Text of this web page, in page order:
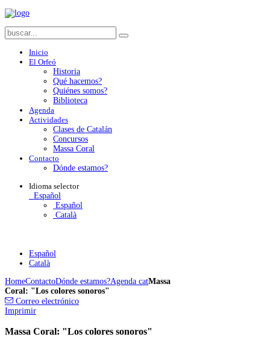
Inicio
El Orfeó
Historia
Qué hacemos?
Quiénes somos?
Biblioteca
Agenda
Actividades
Clases de Catalán
Concursos
Massa Coral
Contacto
Dónde estamos?
Idioma selector
Español
Español
Català
Español
Català
HomeContactoDónde estamos?Agenda catMassa
Coral: "Los colores sonoros"
Correo electrónico
Imprimir
Massa Coral: "Los colores sonoros"